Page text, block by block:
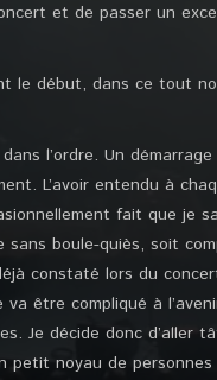
et de passer un
le début, dans ce tout
l’ordre. Un
L’avoir entendu à
fait que je
boule-quiès, soit
constaté lors du
être compliqué à
Je décide donc d’aller
noyau de personnes